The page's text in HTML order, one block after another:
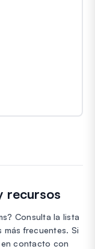
recursos
Consulta la lista
frecuentes. Si
contacto con